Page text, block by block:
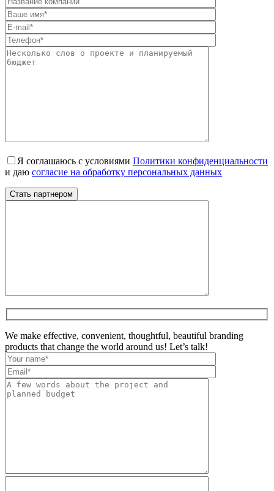
Я соглашаюсь с условиями Политики конфиденциальности
и даю согласие на обработку персональных данных
We make effective, convenient, thoughtful, beautiful branding
products that change the world around us! Let’s talk!